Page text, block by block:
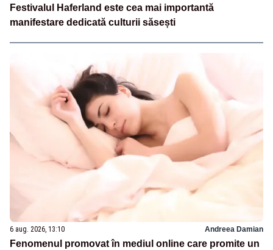
Festivalul Haferland este cea mai importantă
manifestare dedicată culturii săsești
6 aug. 2026, 13:10 Andreea Damian
Fenomenul promovat în mediul online care promite un